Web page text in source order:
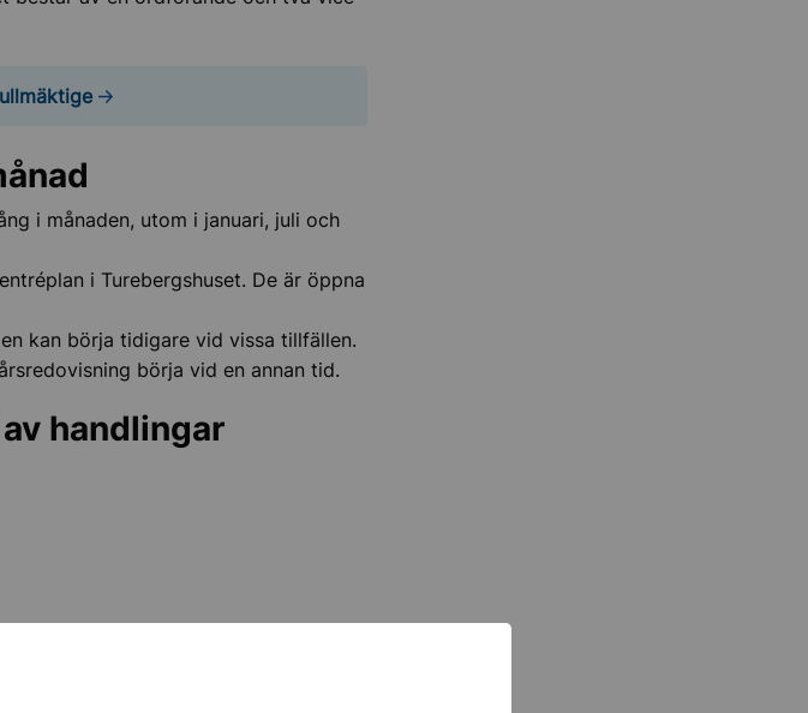
i månaden, utom i januari, juli och
i Turebergshuset. De är öppna
kan börja tidigare vid vissa tillfällen.
börja vid en annan tid.
handlingar